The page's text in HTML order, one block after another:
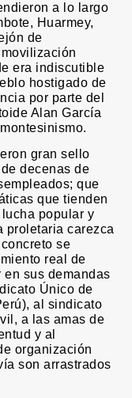
a lo largo
Huarmey,
de
era indiscutible
hostigado de
por parte del
Alan García
gran sello
decenas de
que
que tienden
popular y
proletaria carezca
se
real de
en sus demandas
Único de
al sindicato
a las amas de
y al
organización
son arrastrados